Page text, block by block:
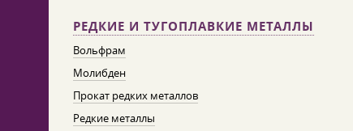
РЕДКИЕ И ТУГОПЛАВКИЕ МЕТАЛЛЫ
Вольфрам
Молибден
Прокат редких металлов
Редкие металлы